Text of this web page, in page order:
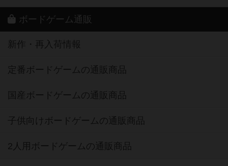
ボードゲーム通販
新作・再入荷情報
定番ボードゲームの通販商品
国産ボードゲームの通販商品
子供向けボードゲームの通販商品
2人用ボードゲームの通販商品